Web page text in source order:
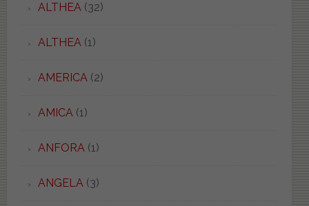
ALTHEA(32)
ALTHEA(1)
AMERICA(2)
AMICA(1)
ANFORA(1)
ANGELA(3)